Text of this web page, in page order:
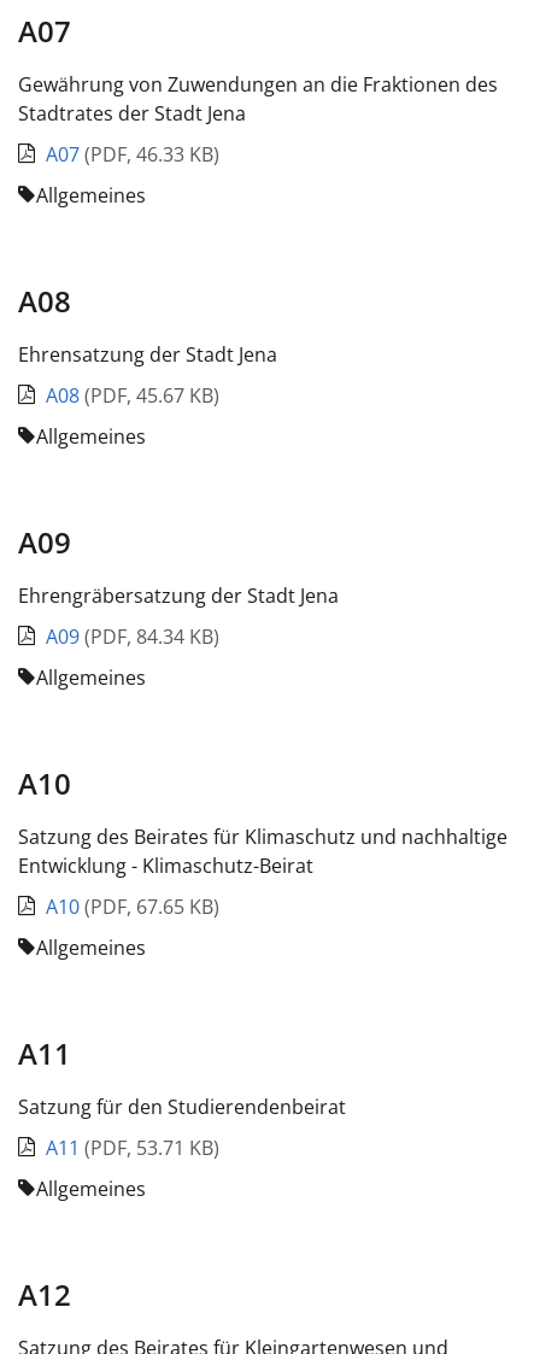
A07
Gewährung von Zuwendungen an die Fraktionen des
Stadtrates der Stadt Jena
A07(PDF, 46.33 KB)
Allgemeines
A08
Ehrensatzung der Stadt Jena
A08(PDF, 45.67 KB)
Allgemeines
A09
Ehrengräbersatzung der Stadt Jena
A09(PDF, 84.34 KB)
Allgemeines
A10
Satzung des Beirates für Klimaschutz und nachhaltige
Entwicklung - Klimaschutz-Beirat
A10(PDF, 67.65 KB)
Allgemeines
A11
Satzung für den Studierendenbeirat
A11 (PDF, 53.71 KB)
Allgemeines
A12
Satzung des Beirates für Kleingartenwesen und